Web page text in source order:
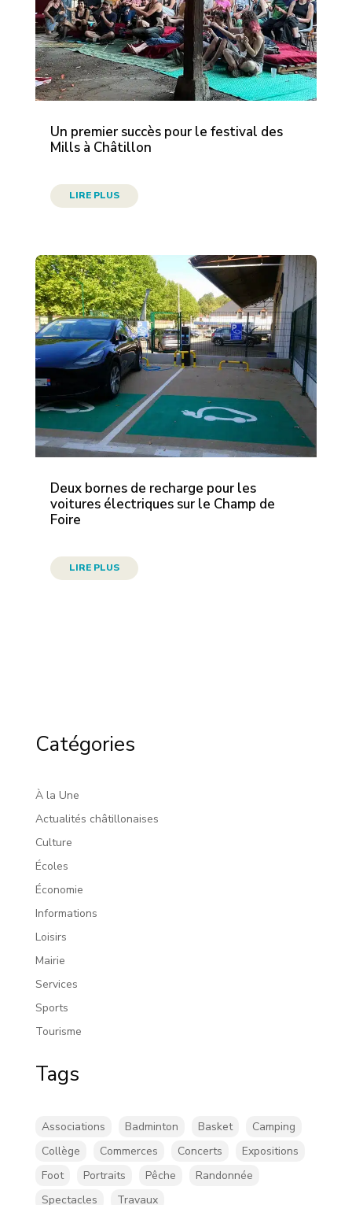
Un premier succès pour le festival des
Mills à Châtillon
LIRE PLUS
Deux bornes de recharge pour les
voitures électriques sur le Champ de
Foire
LIRE PLUS
Catégories
À la Une
Actualités châtillonaises
Culture
Écoles
Économie
Informations
Loisirs
Mairie
Services
Sports
Tourisme
Tags
Associations Badminton Basket
Camping
Collège
Commerces Concerts
Expositions
Foot
Portraits Pêche
Randonnée
Spectacles
Travaux